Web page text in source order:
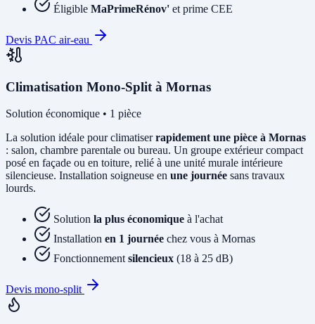
Éligible MaPrimeRénov' et prime CEE
Devis PAC air-eau
Climatisation Mono-Split à Mornas
Solution économique • 1 pièce
La solution idéale pour climatiserrapidement une pièce à Mornas
: salon, chambre parentale ou bureau. Un groupe extérieur compact
posé en façade ou en toiture, relié à une unité murale intérieure
silencieuse. Installation soigneuse en une journée sans travaux
lourds.
Solution la plus économique à l'achat
Installation en 1 journée chez vous à Mornas
Fonctionnement silencieux (18 à 25 dB)
Devis mono-split